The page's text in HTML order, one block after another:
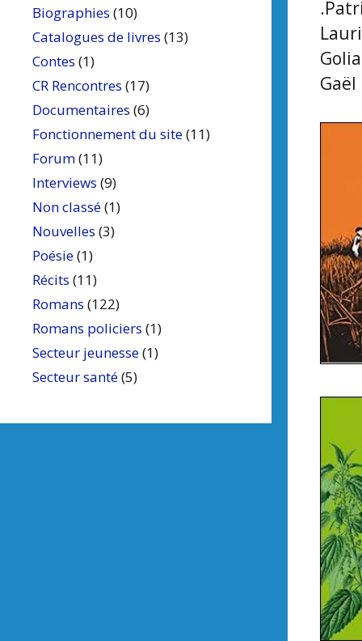
Gaël
Biographies (10)
Catalogues de livres (13)
Contes (1)
CR Rencontres (17)
Documentaires (6)
Fonctionnement du site(11)
Forum(11)
Interviews (9)
Non classé(1)
Nouvelles (3)
Poésie(1)
Récits (11)
Romans (122)
Romans policiers (1)
Secteur jeunesse(1)
Secteur santé(5)